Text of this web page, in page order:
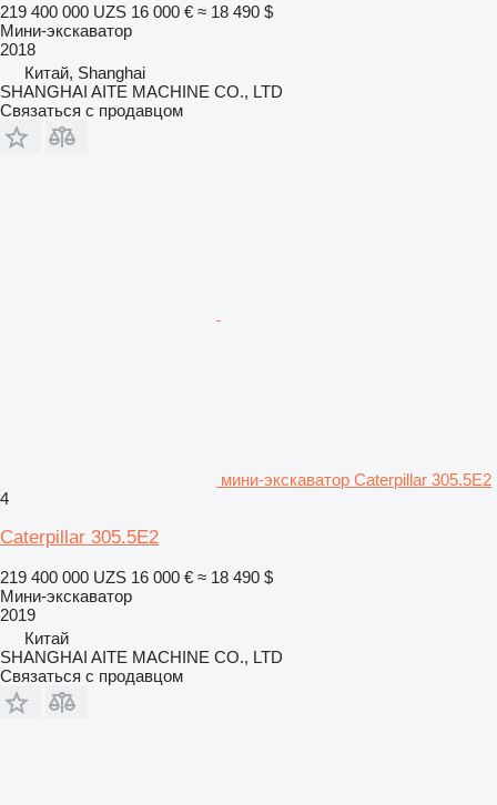
219 400 000 UZS 16 000 € ≈ 18 490 $
Мини-экскаватор
2018
Китай, Shanghai
SHANGHAI AITE MACHINE CO., LTD
Связаться с продавцом
мини-экскаватор Caterpillar 305.5E2
4
Caterpillar 305.5E2
219 400 000 UZS 16 000 € ≈ 18 490 $
Мини-экскаватор
2019
Китай
SHANGHAI AITE MACHINE CO., LTD
Связаться с продавцом